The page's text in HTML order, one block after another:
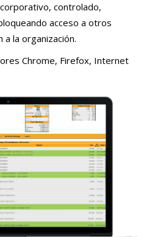
controlado,
acceso a otros
la organización.
Chrome, Firefox, Internet